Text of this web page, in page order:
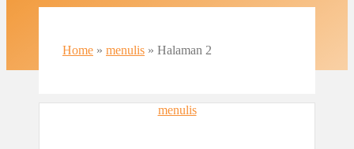
Home » menulis » Halaman 2
menulis